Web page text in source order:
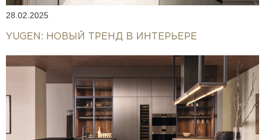
28.02.2025
YUGEN: НОВЫЙ ТРЕНД В ИНТЕРЬЕРЕ